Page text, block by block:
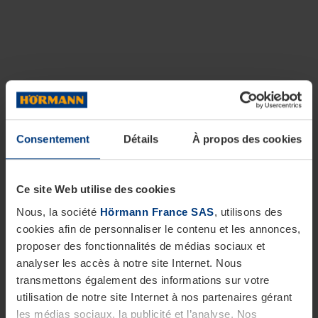
Consentement Détails À propos des cookies
Ce site Web utilise des cookies
Nous, la société Hörmann France SAS, utilisons des
cookies afin de personnaliser le contenu et les annonces,
proposer des fonctionnalités de médias sociaux et
analyser les accès à notre site Internet. Nous
transmettons également des informations sur votre
utilisation de notre site Internet à nos partenaires gérant
les médias sociaux, la publicité et l’analyse. Nos